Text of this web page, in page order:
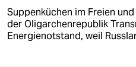
Suppenküchen im Freien
der Oligarchenrepublik
Energienotstand, weil